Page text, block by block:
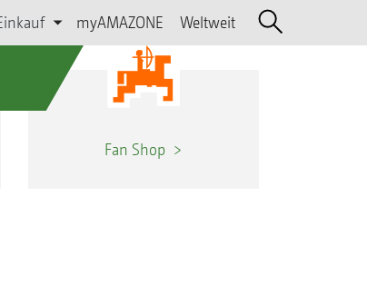
myAMAZONE Weltweit
Fan Shop